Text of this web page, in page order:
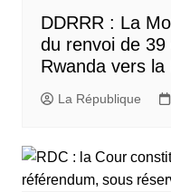
DDRRR : La
du renvoi de
Rwanda vers la
La République